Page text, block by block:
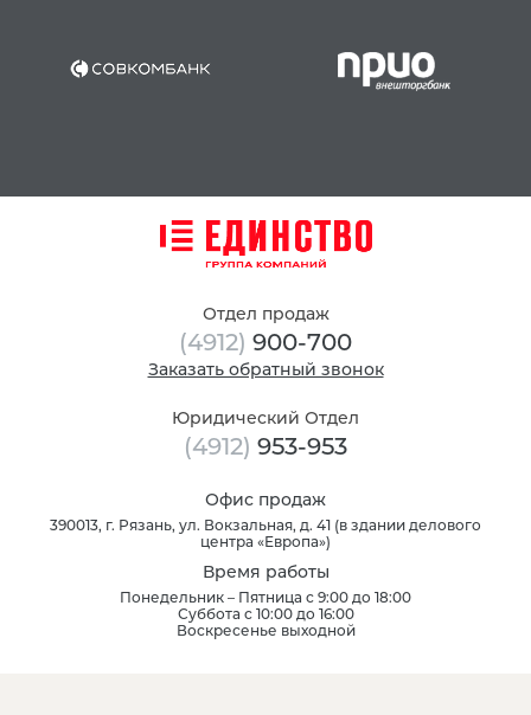
Отдел продаж
(4912) 900-700
Заказать обратный звонок
Юридический Отдел
(4912) 953-953
Офис продаж
390013, г. Рязань, ул. Вокзальная, д. 41 (в здании делового
центра «Европа»)
Время работы
Понедельник – Пятница с 9:00 до 18:00
Суббота с 10:00 до 16:00
Воскресенье выходной